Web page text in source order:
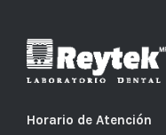
Horario de Atención